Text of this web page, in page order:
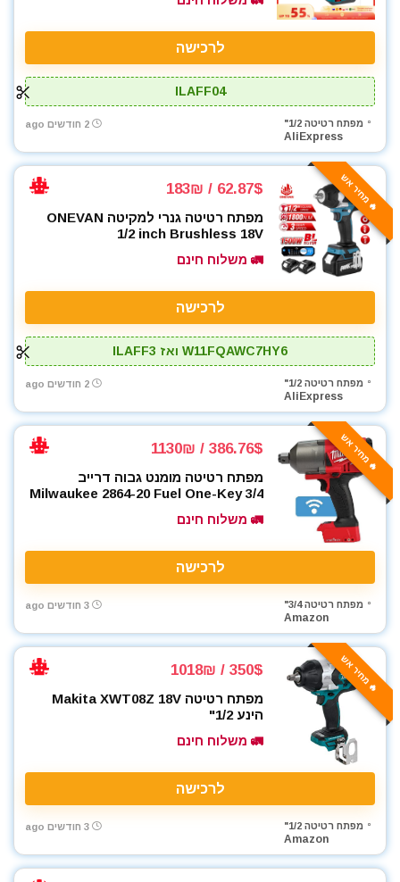
לרכישה
ILAFF04
מפתח רטיטה 1/2"
AliExpress
2 חודשים ago
🔥 מחיר אש 62.87$ / 183₪
מפתח רטיטה גנרי למקיטה ONEVAN
1/2 inch Brushless 18V
🚛 משלוח חינם
לרכישה
W11FQAWC7HY6 ואז ILAFF3
מפתח רטיטה 1/2"
AliExpress
2 חודשים ago
🔥 מחיר אש 386.76$ / 1130₪
מפתח רטיטה מומנט גבוה דרייב
Milwaukee 2864-20 Fuel One-Key 3/4
🚛 משלוח חינם
לרכישה
מפתח רטיטה 3/4"
Amazon
3 חודשים ago
🔥 מחיר אש 350$ / 1018₪
מפתח רטיטה Makita XWT08Z 18V
הינע 1/2"
🚛 משלוח חינם
לרכישה
מפתח רטיטה 1/2"
Amazon
3 חודשים ago